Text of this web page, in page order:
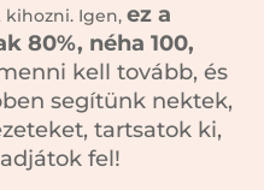
Igen, ez a
80%, néha 100,
kell tovább, és
segítünk nektek,
tartsatok ki,
fel!